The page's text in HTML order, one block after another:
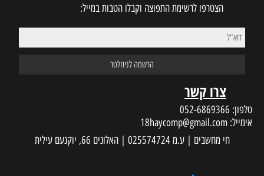
הצטרפו לרשימת התפוצה וקבלו הטבות במייל:
צרו קשר
טלפון:052-6869366
אימייל:18haycomp@gmail.com
חי מחשבים | ע.מ 025574724 | האלונים 66, יוקנעם עילית